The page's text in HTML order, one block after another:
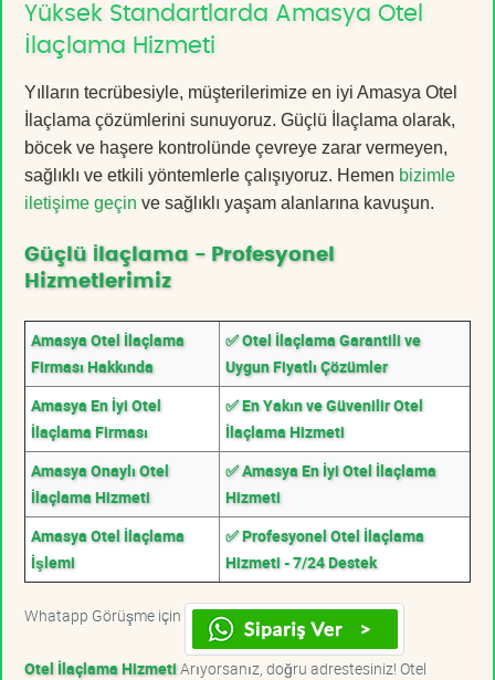
Yüksek Standartlarda Amasya Otel
İlaçlama Hizmeti
Yılların tecrübesiyle, müşterilerimize en iyi Amasya Otel
İlaçlama çözümlerini sunuyoruz. Güçlü İlaçlama olarak,
böcek ve haşere kontrolünde çevreye zarar vermeyen,
sağlıklı ve etkili yöntemlerle çalışıyoruz. Hemen bizimle
iletişime geçin ve sağlıklı yaşam alanlarına kavuşun.
Güçlü İlaçlama - Profesyonel
Hizmetlerimiz
Amasya Otel İlaçlama
Firması Hakkında
✅ Otel İlaçlama Garantili ve
Uygun Fiyatlı Çözümler
Amasya En İyi Otel
İlaçlama Firması
✅ En Yakın ve Güvenilir Otel
İlaçlama Hizmeti
Amasya Onaylı Otel
İlaçlama Hizmeti
✅ Amasya En İyi Otel İlaçlama
Hizmeti
Amasya Otel İlaçlama
İşlemi
✅ Profesyonel Otel İlaçlama
Hizmeti - 7/24 Destek
Whatapp Görüşme için
Otel İlaçlama HizmetiArıyorsanız, doğru adrestesiniz! Otel